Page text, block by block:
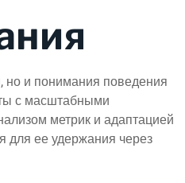
но и понимания поведения
с масштабными
метрик и адаптацией
для ее удержания через